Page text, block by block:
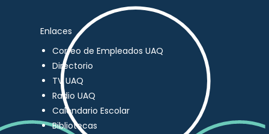
Enlaces
Correo de Empleados UAQ
Directorio
TV UAQ
Radio UAQ
Calendario Escolar
Bibliotecas